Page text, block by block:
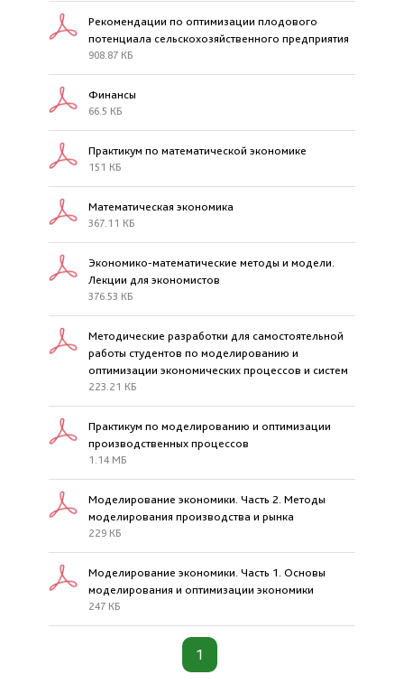
Рекомендации по оптимизации плодового
потенциала сельскохозяйственного предприятия
908.87 КБ
Финансы
66.5 КБ
Практикум по математической экономике
151 КБ
Математическая экономика
367.11 КБ
Экономико-математические методы и модели.
Лекции для экономистов
376.53 КБ
Методические разработки для самостоятельной
работы студентов по моделированию и
оптимизации экономических процессов и систем
223.21 КБ
Практикум по моделированию и оптимизации
производственных процессов
1.14 МБ
Моделирование экономики. Часть 2. Методы
моделирования производства и рынка
229 КБ
Моделирование экономики. Часть 1. Основы
моделирования и оптимизации экономики
247 КБ
1